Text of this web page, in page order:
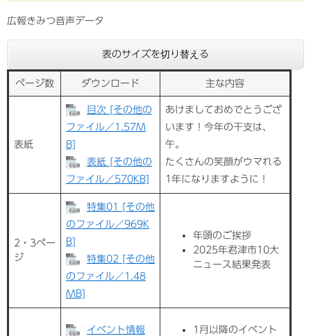
広報きみつ音声データ
表のサイズを切り替える
ページ数 ダウンロード 主な内容
表紙
目次 [その他の
ファイル／1.57M
B]
表紙 [その他の
ファイル／570KB]
あけましておめでとうござ
います！今年の干支は、
午。
たくさんの笑顔がウマれる
1年になりますように！
2・3ペー
ジ
特集01 [その他
のファイル／969K
B]
特集02 [その他
のファイル／1.48
MB]
年頭のご挨拶
2025年君津市10大
ニュース結果発表
イベント情報
1月以降のイベント